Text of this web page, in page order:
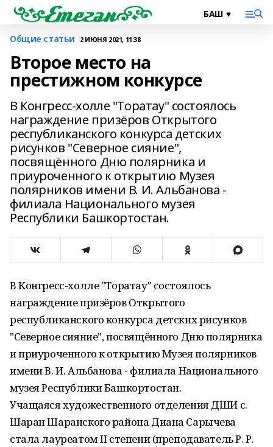
Общие статьи 2 ИЮНЯ 2021, 11:38
Второе место на
престижном конкурсе
В Конгресс-холле "Торатау" состоялось
награждение призёров Открытого
республиканского конкурса детских
рисунков "Северное сияние",
посвящённого Дню полярника и
приуроченного к открытию Музея
полярников имени В. И. Альбанова -
филиала Национального музея
Республики Башкортостан.
В Конгресс-холле "Торатау" состоялось
награждение призёров Открытого
республиканского конкурса детских рисунков
"Северное сияние", посвящённого Дню полярника
и приуроченного к открытию Музея полярников
имени В. И. Альбанова - филиала Национального
музея Республики Башкортостан.
Учащаяся художественного отделения ДШИ с.
Шаран Шаранского района Диана Сарычева
стала лауреатом II степени (преподаватель Р. Р.